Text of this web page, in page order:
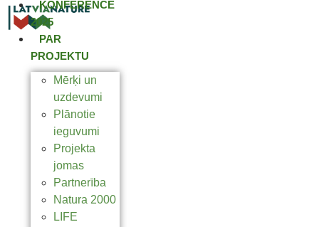
KONFERENCE
2025
PAR
PROJEKTU
Mērķi un
uzdevumi
Plānotie
ieguvumi
Projekta
jomas
Partnerība
Natura 2000
LIFE